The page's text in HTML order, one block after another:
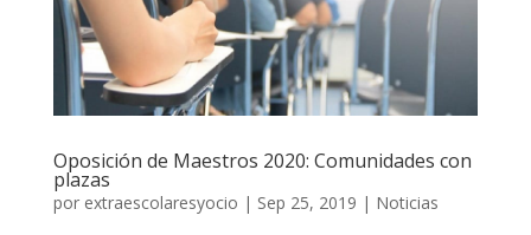
Oposición de Maestros 2020: Comunidades con
plazas
por extraescolaresyocio | Sep 25, 2019 | Noticias